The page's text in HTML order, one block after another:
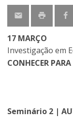
17 MARÇO
Investigação em
CONHECER
Seminário 2 |